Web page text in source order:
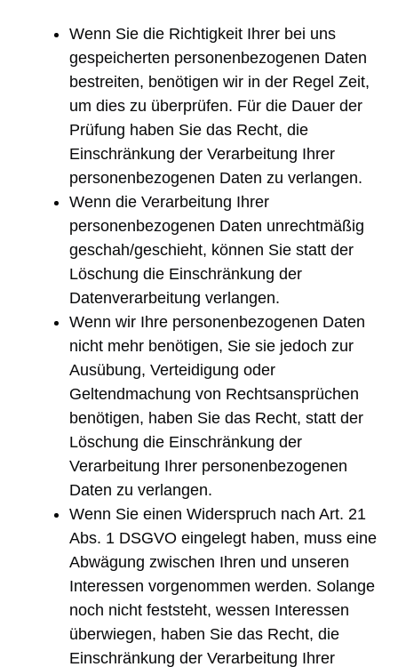
Wenn Sie die Richtigkeit Ihrer bei uns
gespeicherten personenbezogenen Daten
bestreiten, benötigen wir in der Regel Zeit,
um dies zu überprüfen. Für die Dauer der
Prüfung haben Sie das Recht, die
Einschränkung der Verarbeitung Ihrer
personenbezogenen Daten zu verlangen.
Wenn die Verarbeitung Ihrer
personenbezogenen Daten unrechtmäßig
geschah/geschieht, können Sie statt der
Löschung die Einschränkung der
Datenverarbeitung verlangen.
Wenn wir Ihre personenbezogenen Daten
nicht mehr benötigen, Sie sie jedoch zur
Ausübung, Verteidigung oder
Geltendmachung von Rechtsansprüchen
benötigen, haben Sie das Recht, statt der
Löschung die Einschränkung der
Verarbeitung Ihrer personenbezogenen
Daten zu verlangen.
Wenn Sie einen Widerspruch nach Art. 21
Abs. 1 DSGVO eingelegt haben, muss eine
Abwägung zwischen Ihren und unseren
Interessen vorgenommen werden. Solange
noch nicht feststeht, wessen Interessen
überwiegen, haben Sie das Recht, die
Einschränkung der Verarbeitung Ihrer